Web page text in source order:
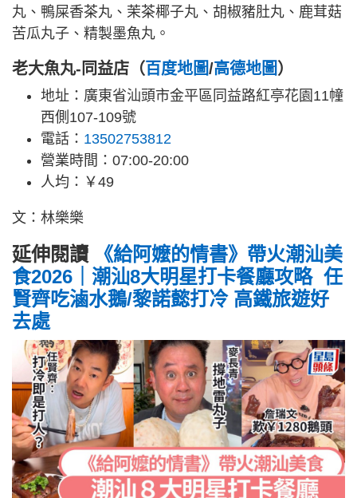
丸、鴨屎香茶丸、茉茶椰子丸、胡椒豬肚丸、鹿茸菇
苦瓜丸子、精製墨魚丸。
老大魚丸-同益店（百度地圖/高德地圖 ）
地址：廣東省汕頭市金平區同益路紅亭花園11幢
西側107-109號
電話： 13502753812
營業時間：07:00-20:00
人均：￥49
文：林樂樂
延伸閱讀
《給阿嬤的情書》帶火潮汕美
食2026｜潮汕8大明星打卡餐廳攻略 任
賢齊吃滷水鵝/黎諾懿打冷 高鐵旅遊好
去處